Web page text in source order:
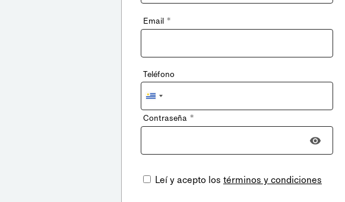
Email *
Teléfono
Uruguay
+598
Contraseña *
Leí y acepto los términos y condiciones